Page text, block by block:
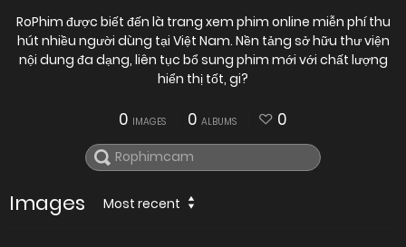
RoPhim được biết đến là trang xem phim online miễn phí thu
hút nhiều người dùng tại Việt Nam. Nền tảng sở hữu thư viện
nội dung đa dạng, liên tục bổ sung phim mới với chất lượng
hiển thị tốt, gi?
0 IMAGES 0 ALBUMS 0
Images Most recent